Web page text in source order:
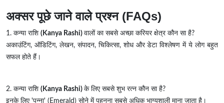
अक्सर पूछे जाने वाले प्रश्न (FAQs)
1. कन्या राशि (Kanya Rashi) वालों का सबसे अच्छा करियर क्षेत्र कौन सा है?
अकाउंटिंग, ऑडिटिंग, लेखन, संपादन, चिकित्सा, शोध और डेटा विश्लेषण में ये लोग बहुत
सफल होते हैं।
2. कन्या राशि (Kanya Rashi) के लिए सबसे शुभ रत्न कौन सा है?
इनके लिए 'पन्ना' (Emerald) सोने में पहनना सबसे अधिक भाग्यशाली माना जाता है।